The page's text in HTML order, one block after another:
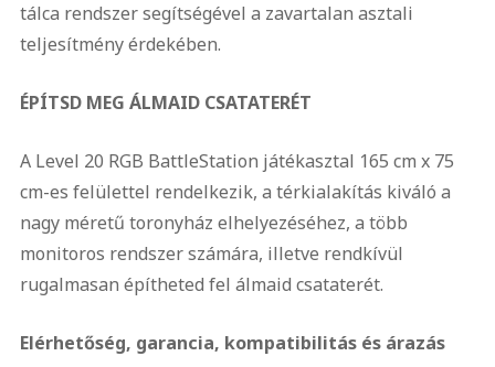
tálca rendszer segítségével a zavartalan asztali
teljesítmény érdekében.
ÉPÍTSD MEG ÁLMAID CSATATERÉT
A Level 20 RGB BattleStation játékasztal 165 cm x 75
cm-es felülettel rendelkezik, a térkialakítás kiváló a
nagy méretű toronyház elhelyezéséhez, a több
monitoros rendszer számára, illetve rendkívül
rugalmasan építheted fel álmaid csataterét.
Elérhetőség, garancia, kompatibilitás és árazás